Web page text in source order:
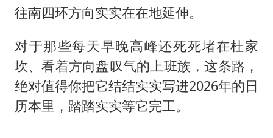
往南四环方向实实在在地延伸。
对于那些每天早晚高峰还死死堵在杜家
坎、看着方向盘叹气的上班族，这条路，
绝对值得你把它结结实实写进2026年的日
历本里，踏踏实实等它完工。